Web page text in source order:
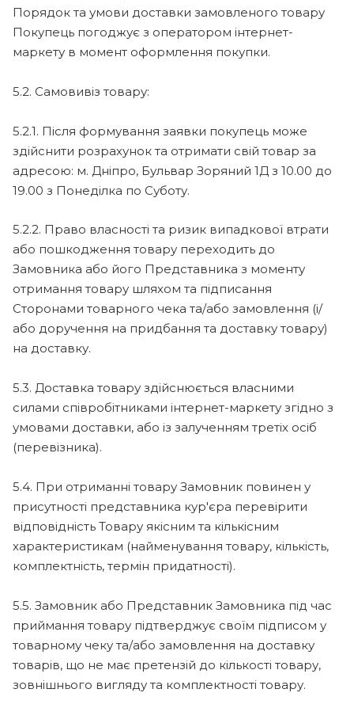
Порядок та умови доставки замовленого товару
Покупець погоджує з оператором інтернет-
маркету в момент оформлення покупки.
5.2. Самовивіз товару:
5.2.1. Після формування заявки покупець може
здійснити розрахунок та отримати свій товар за
адресою: м. Дніпро, Бульвар Зоряний 1Д з 10.00 до
19.00 з Понеділка по Суботу.
5.2.2. Право власності та ризик випадкової втрати
або пошкодження товару переходить до
Замовника або його Представника з моменту
отримання товару шляхом та підписання
Сторонами товарного чека та/або замовлення (і/
або доручення на придбання та доставку товару)
на доставку.
5.3. Доставка товару здійснюється власними
силами співробітниками інтернет-маркету згідно з
умовами доставки, або із залученням третіх осіб
(перевізника).
5.4. При отриманні товару Замовник повинен у
присутності представника кур'єра перевірити
відповідність Товару якісним та кількісним
характеристикам (найменування товару, кількість,
комплектність, термін придатності).
5.5. Замовник або Представник Замовника під час
приймання товару підтверджує своїм підписом у
товарному чеку та/або замовлення на доставку
товарів, що не має претензій до кількості товару,
зовнішнього вигляду та комплектності товару.